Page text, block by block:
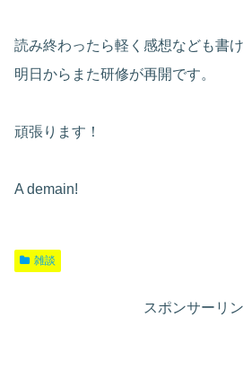
読み終わったら軽く感想なども書
明日からまた研修が再開です。
頑張ります！
A demain!
雑談
スポンサーリ